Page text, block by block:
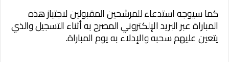
كما سيوجه استدعاء للمرشحين المقبولين لاجتياز هذه
المباراة عبر البريد الإلكتروني المصرح به أثناء التسجيل والذي
يتعين عليهم سحبه والإدلاء به يوم المباراة.